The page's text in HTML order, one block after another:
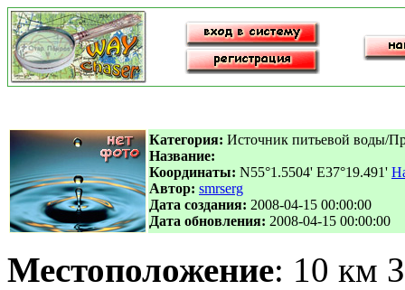
Категория: Источник питьевой воды/
Название:
Координаты: N55°1.5504' E37°19.491'
Автор: smrserg
Дата создания: 2008-04-15 00:00:00
Дата обновления: 2008-04-15 00:00:00
Местоположение: 10 км